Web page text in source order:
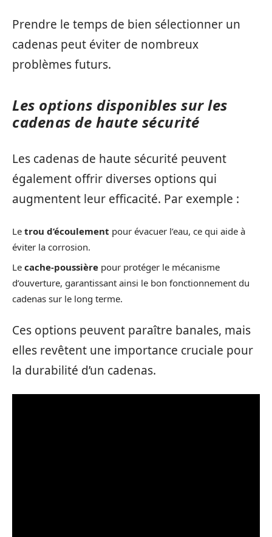
Prendre le temps de bien sélectionner un
cadenas peut éviter de nombreux
problèmes futurs.
Les options disponibles sur les
cadenas de haute sécurité
Les cadenas de haute sécurité peuvent
également offrir diverses options qui
augmentent leur efficacité. Par exemple :
Le trou d’écoulement pour évacuer l’eau, ce qui aide à
éviter la corrosion.
Le cache-poussière pour protéger le mécanisme
d’ouverture, garantissant ainsi le bon fonctionnement du
cadenas sur le long terme.
Ces options peuvent paraître banales, mais
elles revêtent une importance cruciale pour
la durabilité d’un cadenas.